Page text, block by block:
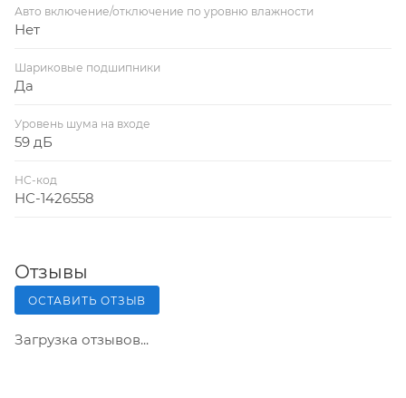
Авто включение/отключение по уровню влажности
Нет
Шариковые подшипники
Да
Уровень шума на входе
59 дБ
НС-код
НС-1426558
Отзывы
ОСТАВИТЬ ОТЗЫВ
Загрузка отзывов...